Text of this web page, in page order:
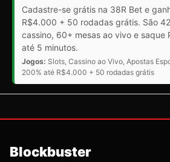
Cadastre-se grátis na 38R Bet e
R$4.000 + 50 rodadas grátis. São
cassino, 60+ mesas ao vivo e saque
até 5 minutos.
Jogos: Slots, Cassino ao Vivo, Apostas
200% até R$4.000 + 50 rodadas grátis
Blockbuster